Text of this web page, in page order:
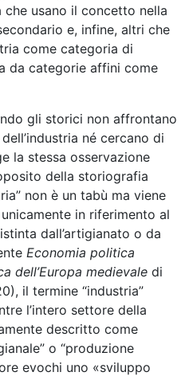
usano il concetto nella
e, infine, altri che
come categoria di
da categorie affini come
gli storici non affrontano
né cercano di
la stessa osservazione
della storiografia
non è un tabù ma viene
in riferimento al
dall’artigianato o da
Economia politica
dell’Europa medievale di
il termine “industria”
l’intero settore della
descritto come
o “produzione
evochi uno «sviluppo